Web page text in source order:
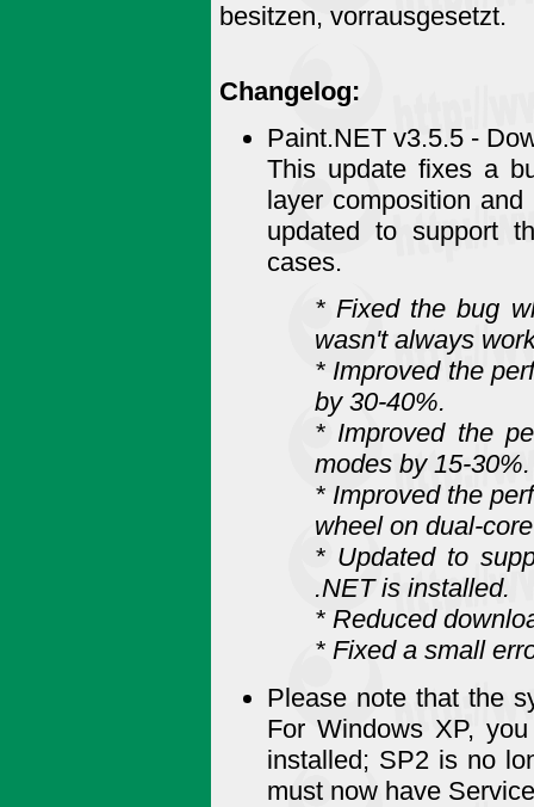
besitzen, vorrausgesetzt.
Changelog:
Paint.NET v3.5.5 -
This update fixes a
layer composition
updated to support
cases.
* Fixed the bug
wasn't always
* Improved the
by 30-40%.
* Improved the
modes by 15-30%.
* Improved the
wheel on dual-
* Updated to
.NET is installed.
* Reduced
* Fixed a small
Please note that the
For Windows XP,
installed; SP2 is no
must now have